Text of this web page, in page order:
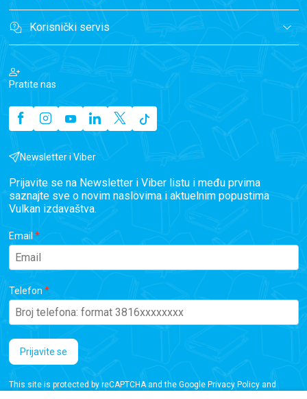
Korisnički servis
Pratite nas
Newsletter i Viber
Prijavite se na Newsletter i Viber listu i među prvima
saznajte sve o novim naslovima i aktuelnim popustima
Vulkan izdavaštva.
Email
Telefon
Prijavite se
This site is protected by reCAPTCHA and the Google Privacy Policyand